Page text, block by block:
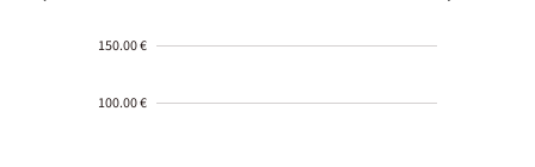
150.00 €
100.00 €